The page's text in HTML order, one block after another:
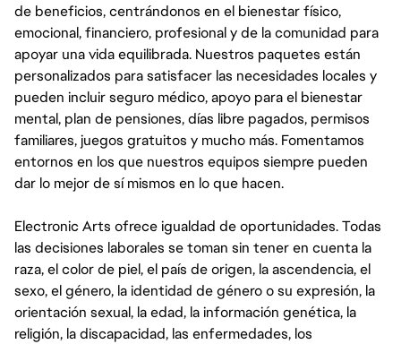
de beneficios, centrándonos en el bienestar físico,
emocional, financiero, profesional y de la comunidad para
apoyar una vida equilibrada. Nuestros paquetes están
personalizados para satisfacer las necesidades locales y
pueden incluir seguro médico, apoyo para el bienestar
mental, plan de pensiones, días libre pagados, permisos
familiares, juegos gratuitos y mucho más. Fomentamos
entornos en los que nuestros equipos siempre pueden
dar lo mejor de sí mismos en lo que hacen.
Electronic Arts ofrece igualdad de oportunidades. Todas
las decisiones laborales se toman sin tener en cuenta la
raza, el color de piel, el país de origen, la ascendencia, el
sexo, el género, la identidad de género o su expresión, la
orientación sexual, la edad, la información genética, la
religión, la discapacidad, las enfermedades, los